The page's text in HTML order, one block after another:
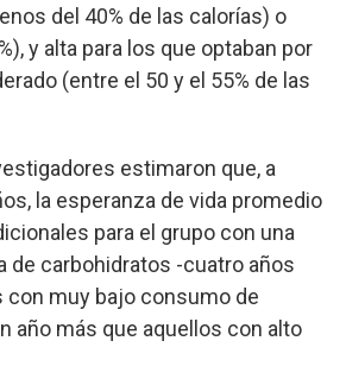
del 40% de las calorías) o
y alta para los que optaban por
(entre el 50 y el 55% de las
estimaron que, a
la esperanza de vida promedio
para el grupo con una
de carbohidratos -cuatro años
con muy bajo consumo de
año más que aquellos con alto